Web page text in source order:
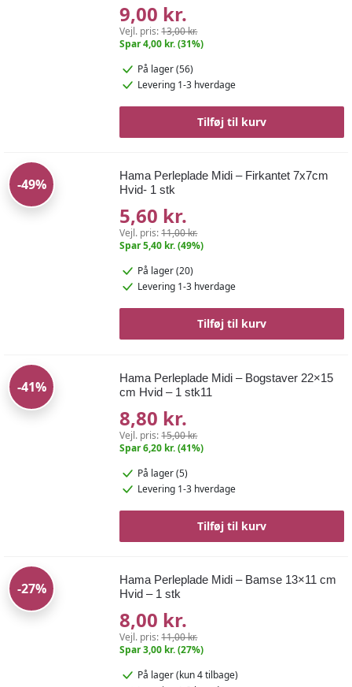
9,00 kr.
Vejl. pris:13,00 kr.
Spar 4,00 kr. (31%)
På lager (56)
Levering 1-3 hverdage
Tilføj til kurv
-49%
Hama Perleplade Midi – Firkantet 7x7cm
Hvid- 1 stk
5,60 kr.
Vejl. pris:11,00 kr.
Spar 5,40 kr. (49%)
På lager (20)
Levering 1-3 hverdage
Tilføj til kurv
-41%
Hama Perleplade Midi – Bogstaver 22×15
cm Hvid – 1 stk11
8,80 kr.
Vejl. pris:15,00 kr.
Spar 6,20 kr. (41%)
På lager (5)
Levering 1-3 hverdage
Tilføj til kurv
-27%
Hama Perleplade Midi – Bamse 13×11 cm
Hvid – 1 stk
8,00 kr.
Vejl. pris:11,00 kr.
Spar 3,00 kr. (27%)
På lager(kun 4 tilbage)